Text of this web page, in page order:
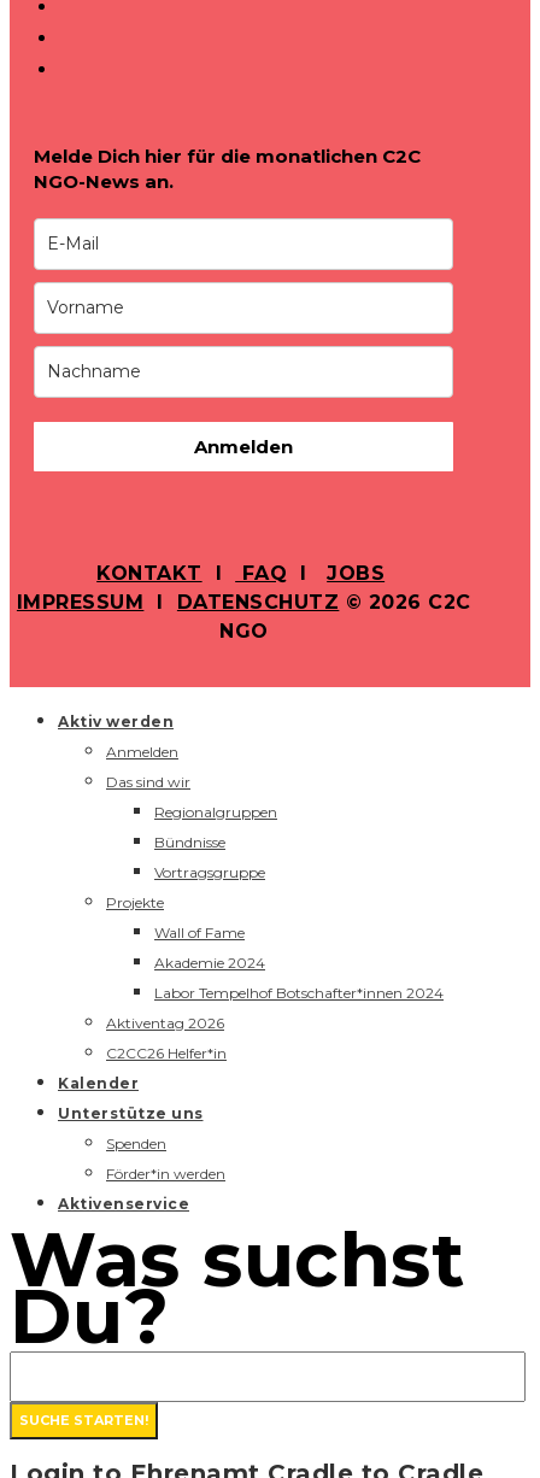
Melde Dich hier für die monatlichen C2C
NGO-News an.
Anmelden
KONTAKT I FAQ IJOBS
IMPRESSUM I DATENSCHUTZ © 2026 C2C
NGO
Aktiv werden
Anmelden
Das sind wir
Regionalgruppen
Bündnisse
Vortragsgruppe
Projekte
Wall of Fame
Akademie 2024
Labor Tempelhof Botschafter*innen 2024
Aktiventag 2026
C2CC26 Helfer*in
Kalender
Unterstütze uns
Spenden
Förder*in werden
Aktivenservice
Was suchst
Du?